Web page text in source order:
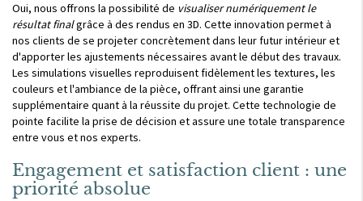
Oui, nous offrons la possibilité de visualiser numériquement le
résultat finalgrâce à des rendus en 3D. Cette innovation permet à
nos clients de se projeter concrètement dans leur futur intérieur et
d'apporter les ajustements nécessaires avant le début des travaux.
Les simulations visuelles reproduisent fidèlement les textures, les
couleurs et l'ambiance de la pièce, offrant ainsi une garantie
supplémentaire quant à la réussite du projet. Cette technologie de
pointe facilite la prise de décision et assure une totale transparence
entre vous et nos experts.
Engagement et satisfaction client : une
priorité absolue